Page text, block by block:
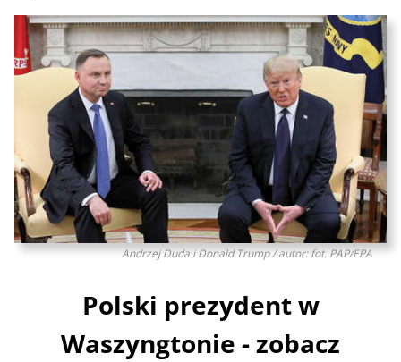
Andrzej Duda i Donald Trump / autor: fot. PAP/EPA
Polski prezydent w
Waszyngtonie - zobacz